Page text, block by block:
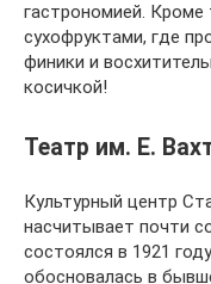
гастрономией. Кроме
сухофруктами, где
финики и
косичкой!
Театр им. Е.
Культурный центр
насчитывает почти
состоялся в 1921
обосновалась в